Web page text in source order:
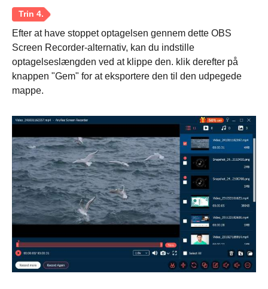
Trin 1.
Trin 2.
Efter at have stoppet optagelsen gennem dette OBS
Screen Recorder-alternativ, kan du indstille
optagelseslængden ved at klippe den. klik derefter på
knappen "Gem" for at eksportere den til den udpegede
mappe.